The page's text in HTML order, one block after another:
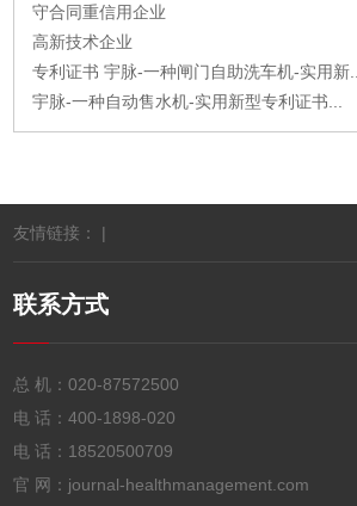
守合同重信用企业
高新技术企业
专利证书 宇脉-一种闸门自助洗车机-实用新...
宇脉-一种自动售水机-实用新型专利证书...
友情链接： |
联系方式
总 机：020-87572500
电 话：400-1898-020
电 话： 18520500709
官 网：journal-healthmanagement.com